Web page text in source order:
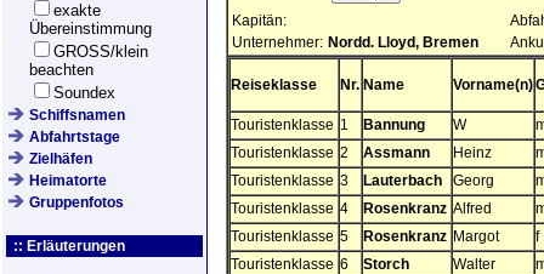
exakte
Übereinstimmung
GROSS/klein
beachten
Soundex
Schiffsnamen
Abfahrtstage
Zielhäfen
Heimatorte
Gruppenfotos
:: Erläuterungen
Kapitän:
Unternehmer: Nordd. Lloyd, Bremen
Reiseklasse Nr. Name Vorname(n)
Touristenklasse 1 Bannung W
Touristenklasse 2 Assmann Heinz
Touristenklasse 3 Lauterbach Georg
Touristenklasse 4 Rosenkranz Alfred
Touristenklasse 5 Rosenkranz Margot
f
Touristenklasse 6 Storch Walter